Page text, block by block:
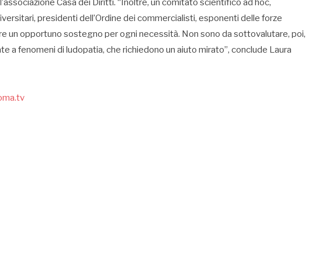
Casa dei Diritti. “Inoltre, un comitato scientifico ad hoc,
presidenti dell’Ordine dei commercialisti, esponenti delle forze
un opportuno sostegno per ogni necessità. Non sono da sottovalutare, poi,
a fenomeni di ludopatia, che richiedono un aiuto mirato”, conclude Laura